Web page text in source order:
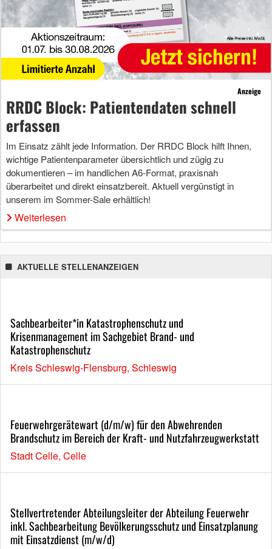
Anzeige
RRDC Block: Patientendaten schnell
erfassen
Im Einsatz zählt jede Information. Der RRDC Block hilft Ihnen,
wichtige Patientenparameter übersichtlich und zügig zu
dokumentieren – im handlichen A6-Format, praxisnah
überarbeitet und direkt einsatzbereit. Aktuell vergünstigt in
unserem im Sommer-Sale erhältlich!
Weiterlesen
AKTUELLE STELLENANZEIGEN
Sachbearbeiter*in Katastrophenschutz und
Krisenmanagement im Sachgebiet Brand- und
Katastrophenschutz
Kreis Schleswig-Flensburg, Schleswig
Feuerwehrgerätewart (d/m/w) für den Abwehrenden
Brandschutz im Bereich der Kraft- und Nutzfahrzeugwerkstatt
Stadt Celle, Celle
Stellvertretender Abteilungsleiter der Abteilung Feuerwehr
inkl. Sachbearbeitung Bevölkerungsschutz und Einsatzplanung
mit Einsatzdienst (m/w/d)